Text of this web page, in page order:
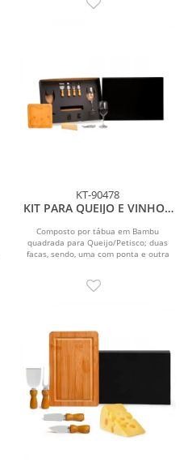
KT-90478
KIT PARA QUEIJO E VINHO -
Composto por tábua em Bambu
quadrada para Queijo/Petisco; duas
facas, sendo, uma com ponta e outra